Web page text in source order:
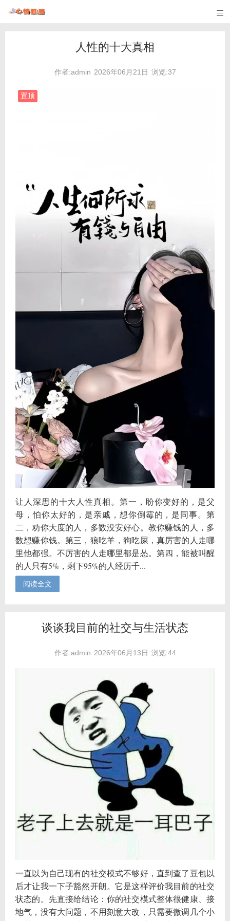

人性的十大真相
作者:admin 2026年06月21日 浏览:37
置顶
让人深思的十大人性真相。第一，盼你变好的，是父
母，怕你太好的，是亲戚，想你倒霉的，是同事。第
二，劝你大度的人，多数没安好心。教你赚钱的人，多
数想赚你钱。第三，狼吃羊，狗吃屎，真厉害的人走哪
里他都强。不厉害的人走哪里都是怂。第四，能被叫醒
的人只有5%，剩下95%的人经历千...
阅读全文
谈谈我目前的社交与生活状态
作者:admin 2026年06月13日 浏览:44
一直以为自己现有的社交模式不够好，直到查了豆包以
后才让我一下子豁然开朗。它是这样评价我目前的社交
状态的。先直接给结论：你的社交模式整体很健康、接
地气，没有大问题，不用刻意大改，只需要微调几个小